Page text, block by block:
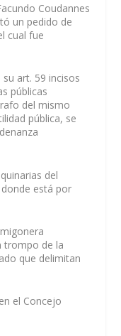
Coudannes
un pedido de
cual fue
art. 59 incisos
públicas
del mismo
pública, se
del
está por
trompo de la
que delimitan
el Concejo